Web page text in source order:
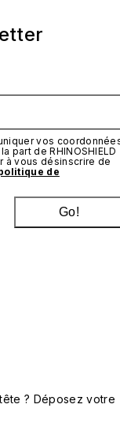
vos
part de RHINOSHIELD
à vous désinscrire de
de
Go!
? Déposez votre